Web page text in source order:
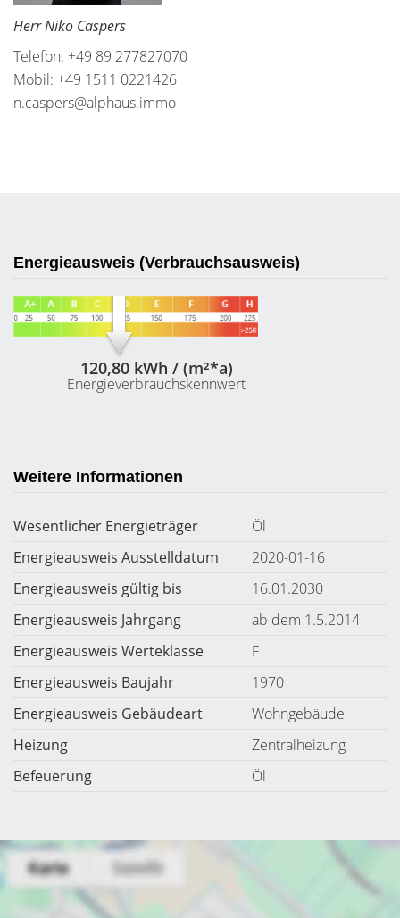
Herr Niko Caspers
Telefon: +49 89 277827070
Mobil: +49 1511 0221426
n.caspers@alphaus.immo
Energieausweis (Verbrauchsausweis)
120,80 kWh / (m²*a)
Energieverbrauchskennwert
Weitere Informationen
Wesentlicher Energieträger
Öl
Energieausweis Ausstelldatum
2020-01-16
Energieausweis gültig bis
16.01.2030
Energieausweis Jahrgang
ab dem 1.5.2014
Energieausweis Werteklasse
F
Energieausweis Baujahr
1970
Energieausweis Gebäudeart
Wohngebäude
Heizung
Zentralheizung
Befeuerung
Öl